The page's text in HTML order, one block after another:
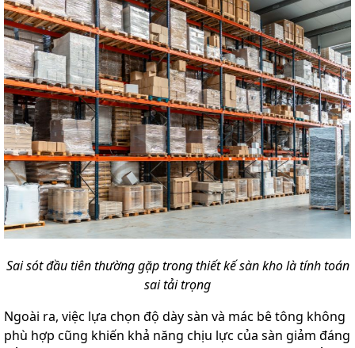
Sai sót đầu tiên thường gặp trong thiết kế sàn kho là tính toán
sai tải trọng
Ngoài ra, việc lựa chọn độ dày sàn và mác bê tông không
phù hợp cũng khiến khả năng chịu lực của sàn giảm đáng